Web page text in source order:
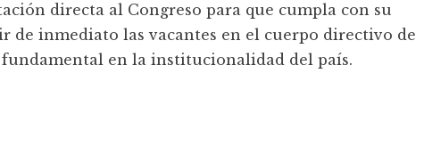
directa al Congreso para que cumpla con su
de inmediato las vacantes en el cuerpo directivo de
en la institucionalidad del país.